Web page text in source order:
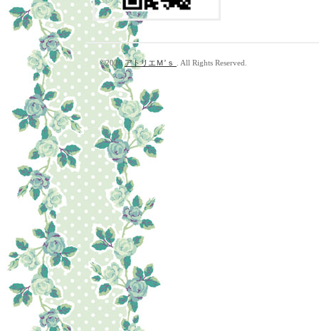
©2026アトリエＭ’ｓ . All Rights Reserved.